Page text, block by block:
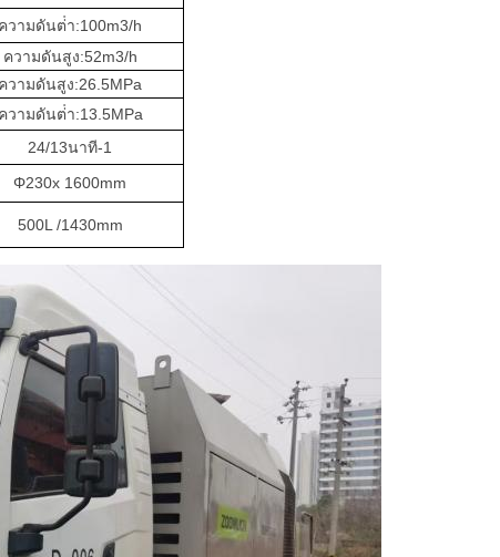
ความดันต่ํา:100m3/h
ความดันสูง:52m3/h
ความดันสูง:26.5MPa
ความดันต่ํา:13.5MPa
24/13นาที-1
Φ230x 1600mm
500L /1430mm